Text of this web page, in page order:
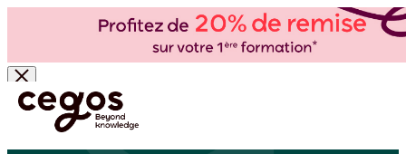
Skip to main content
Vous êtes ici : Accueil >Cegos, organisme de formation à Paris et en régions
Marketing digital>Pratiques et métiers du marketing